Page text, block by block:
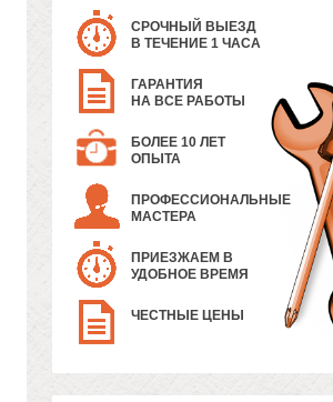
СРОЧНЫЙ ВЫЕЗД
В ТЕЧЕНИЕ 1 ЧАСА
ГАРАНТИЯ
НА ВСЕ РАБОТЫ
БОЛЕЕ 10 ЛЕТ
ОПЫТА
ПРОФЕССИОНАЛЬНЫЕ
МАСТЕРА
ПРИЕЗЖАЕМ В
УДОБНОЕ ВРЕМЯ
ЧЕСТНЫЕ ЦЕНЫ